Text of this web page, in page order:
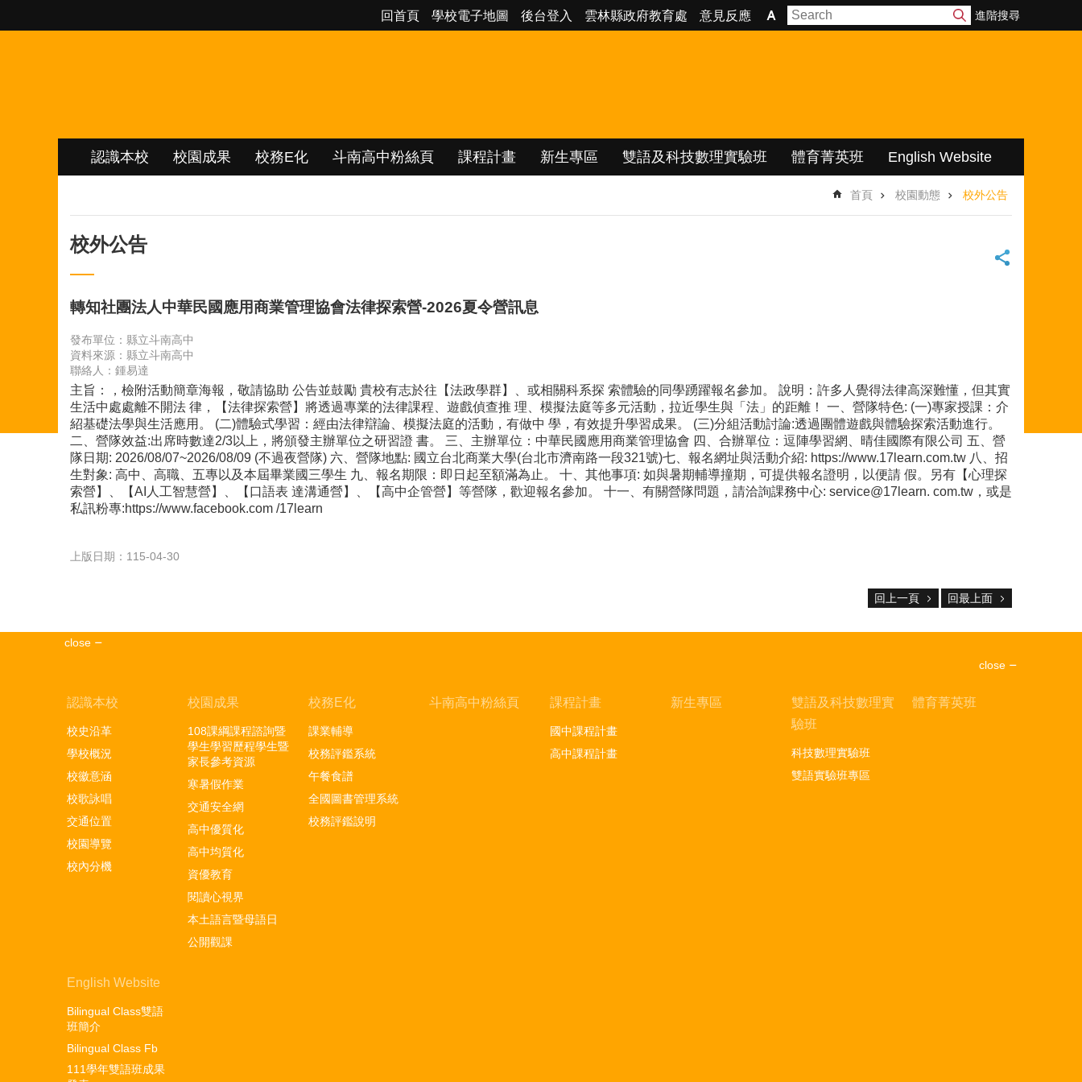
回首頁 學校電子地圖 後台登入 雲林縣政府教育處 意見反應 進階搜尋
認識本校 校園成果 校務E化 斗南高中粉絲頁 課程計畫 新生專區 雙語及科技數理實驗班 體育菁英班 English Website
首頁 校園動態 校外公告
校外公告
轉知社團法人中華民國應用商業管理協會法律探索營-2026夏令營訊息
發布單位：縣立斗南高中
資料來源：縣立斗南高中
聯絡人：鍾易達
主旨：，檢附活動簡章海報，敬請協助 公告並鼓勵 貴校有志於往【法政學群】、或相關科系探 索體驗的同學踴躍報名參加。 說明：許多人覺得法律高深難懂，但其實
生活中處處離不開法 律，【法律探索營】將透過專業的法律課程、遊戲偵查推 理、模擬法庭等多元活動，拉近學生與「法」的距離！ 一、營隊特色: (一)專家授課：介
紹基礎法學與生活應用。 (二)體驗式學習：經由法律辯論、模擬法庭的活動，有做中 學，有效提升學習成果。 (三)分組活動討論:透過團體遊戲與體驗探索活動進行。
二、營隊效益:出席時數達2/3以上，將頒發主辦單位之研習證 書。 三、主辦單位：中華民國應用商業管理協會 四、合辦單位：逗陣學習網、晴佳國際有限公司 五、營
隊日期: 2026/08/07~2026/08/09 (不過夜營隊) 六、營隊地點: 國立台北商業大學(台北市濟南路一段321號)七、報名網址與活動介紹: https://www.17learn.com.tw 八、招
生對象: 高中、高職、五專以及本屆畢業國三學生 九、報名期限：即日起至額滿為止。 十、其他事項: 如與暑期輔導撞期，可提供報名證明，以便請 假。另有【心理探
索營】、【AI人工智慧營】、【口語表 達溝通營】、【高中企管營】等營隊，歡迎報名參加。 十一、有關營隊問題，請洽詢課務中心: service@17learn. com.tw，或是
私訊粉專:https://www.facebook.com /17learn
上版日期：115-04-30
回上一頁 回最上面
close
close
認識本校
校史沿革
學校概況
校徽意涵
校歌詠唱
交通位置
校園導覽
校內分機
校園成果
108課綱課程諮詢暨
學生學習歷程學生暨
家長參考資源
寒暑假作業
交通安全網
高中優質化
高中均質化
資優教育
閱讀心視界
本土語言暨母語日
公開觀課
校務E化
課業輔導
校務評鑑系統
午餐食譜
全國圖書管理系統
校務評鑑說明
斗南高中粉絲頁 課程計畫
國中課程計畫
高中課程計畫
新生專區
雙語及科技數理實
驗班
科技數理實驗班
雙語實驗班專區
體育菁英班
English Website
Bilingual Class雙語
班簡介
Bilingual Class Fb
111學年雙語班成果